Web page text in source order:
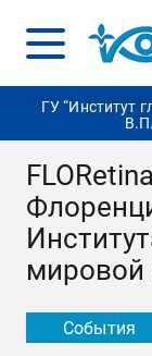
ГУ “Институт
мировой
События